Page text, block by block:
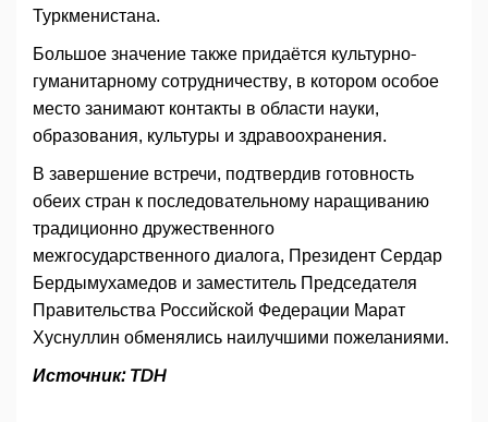
Туркменистана.
Большое значение также придаётся культурно-
гуманитарному сотрудничеству, в котором особое
место занимают контакты в области нау­ки,
образования, культуры и здравоохранения.
В завершение встречи, подтвердив готовность
обеих стран к последовательному наращиванию
традиционно дружественного
межгосударственного диалога, Президент Сердар
Бердымухамедов и заместитель Председателя
Правительства Российской Федерации Марат
Хуснуллин обменялись наилучшими пожеланиями.
Источник: TDH